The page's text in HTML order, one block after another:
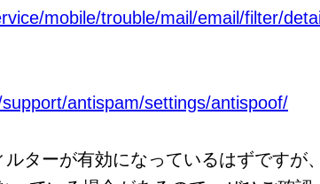
mobile/trouble/mail/email/filter/
antispam/settings/antispoof/
ターが有効になっているはずですが